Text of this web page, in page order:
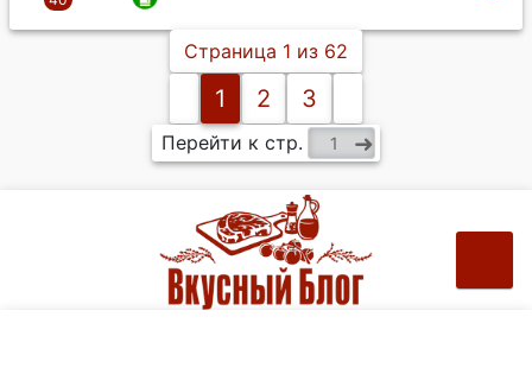
Страница 1 из 62
1 2 3
Перейти к стр.